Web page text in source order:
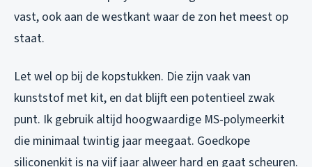
vast, ook aan de westkant waar de zon het meest op
staat.
Let wel op bij de kopstukken. Die zijn vaak van
kunststof met kit, en dat blijft een potentieel zwak
punt. Ik gebruik altijd hoogwaardige MS-polymeerkit
die minimaal twintig jaar meegaat. Goedkope
siliconenkit is na vijf jaar alweer hard en gaat scheuren.